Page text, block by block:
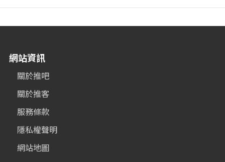
網站資訊
關於推吧
關於推客
服務條款
隱私權聲明
網站地圖